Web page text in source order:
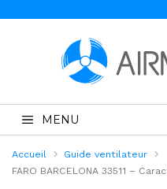
MENU
Accueil
Guide ventilateur
FARO BARCELONA 33511 –